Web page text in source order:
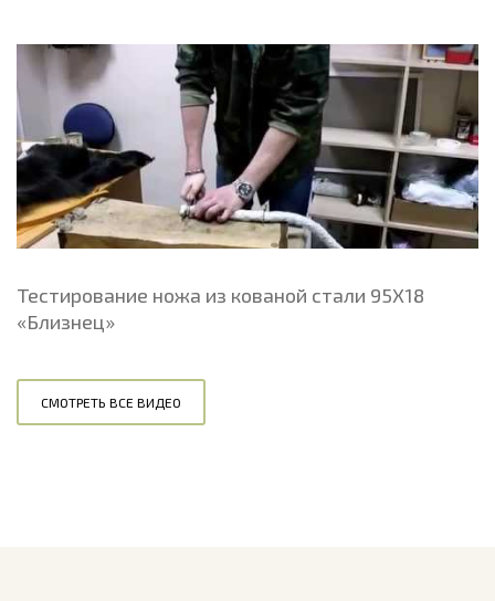
Тестирование ножа из кованой стали 95Х18
«Близнец»
СМОТРЕТЬ ВСЕ ВИДЕО